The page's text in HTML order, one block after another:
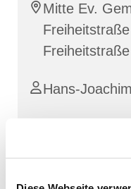
Mitte Ev.
Hans-